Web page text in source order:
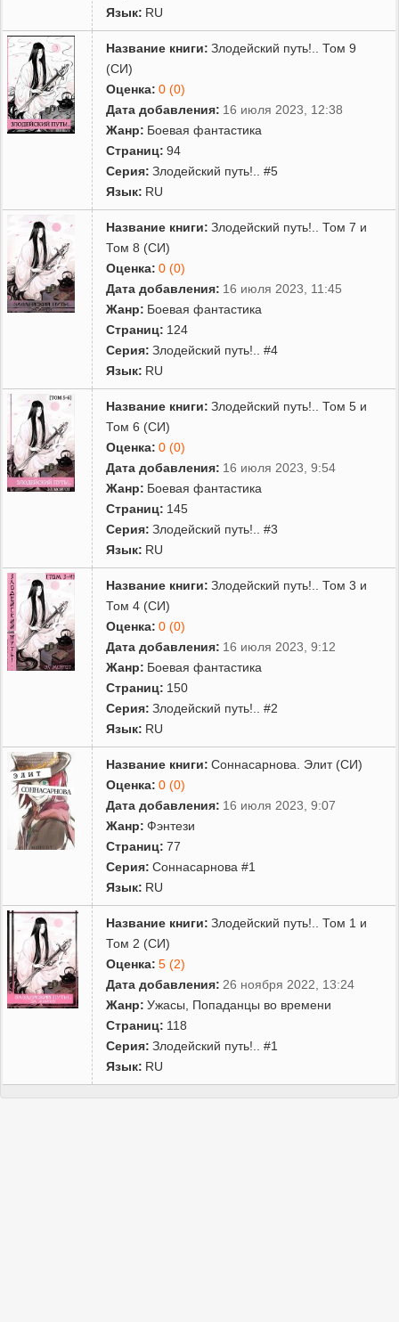
Язык: RU
Название книги: Злодейский путь!.. Том 9
(СИ)
Оценка: 0 (0)
Дата добавления: 16 июля 2023, 12:38
Жанр: Боевая фантастика
Страниц: 94
Серия: Злодейский путь!.. #5
Язык: RU
Название книги: Злодейский путь!.. Том 7 и
Том 8 (СИ)
Оценка: 0 (0)
Дата добавления: 16 июля 2023, 11:45
Жанр: Боевая фантастика
Страниц: 124
Серия: Злодейский путь!.. #4
Язык: RU
Название книги: Злодейский путь!.. Том 5 и
Том 6 (СИ)
Оценка: 0 (0)
Дата добавления: 16 июля 2023, 9:54
Жанр: Боевая фантастика
Страниц: 145
Серия: Злодейский путь!.. #3
Язык: RU
Название книги: Злодейский путь!.. Том 3 и
Том 4 (СИ)
Оценка: 0 (0)
Дата добавления: 16 июля 2023, 9:12
Жанр: Боевая фантастика
Страниц: 150
Серия: Злодейский путь!.. #2
Язык: RU
Название книги: Соннасарнова. Элит (СИ)
Оценка: 0 (0)
Дата добавления: 16 июля 2023, 9:07
Жанр: Фэнтези
Страниц: 77
Серия: Соннасарнова #1
Язык: RU
Название книги: Злодейский путь!.. Том 1 и
Том 2 (СИ)
Оценка: 5 (2)
Дата добавления: 26 ноября 2022, 13:24
Жанр: Ужасы
Попаданцы во времени
Страниц: 118
Серия: Злодейский путь!.. #1
Язык: RU